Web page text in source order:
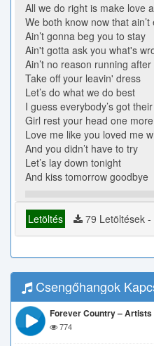
All we do right is make love
We both know now that ain’t
Ain’t gonna beg you to stay
Ain't gotta ask you what's
Ain’t no reason running
Take off your leavin' dress
Let’s do what we do best
I guess everybody’s got
Girl rest your head one
Love me like you loved me
And you didn’t have to try
Let’s lay down tonight
And kiss tomorrow goodbye
Letöltés 79 Letöltések -
Csengőhangok
Forever Country – Artists
774